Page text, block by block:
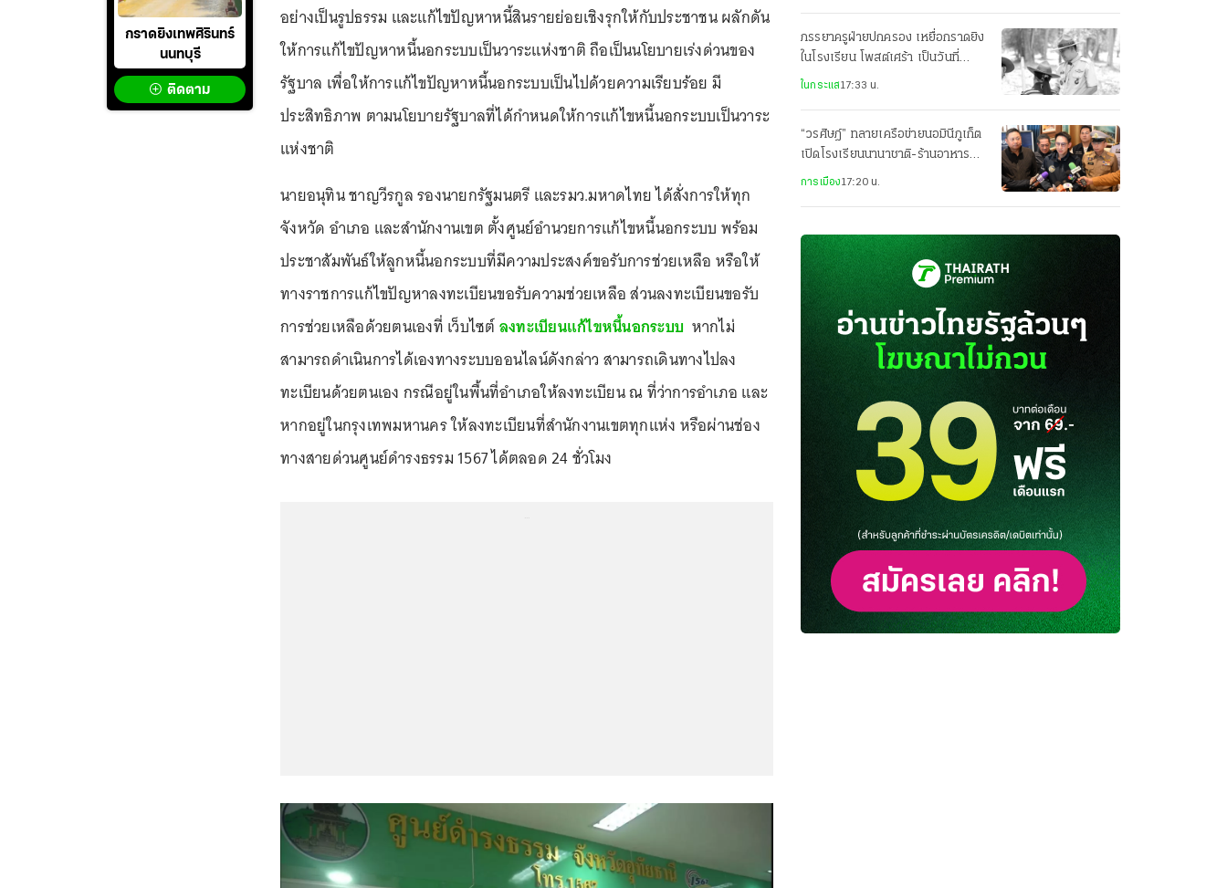
กราดยิงเทพศิรินทร์
นนทบุรี
ติดตาม
อย่างเป็นรูปธรรม และแก้ไขปัญหาหนี้สินรายย่อยเชิงรุกให้กับประชาชน ผลักดัน
ให้การแก้ไขปัญหาหนี้นอกระบบเป็นวาระแห่งชาติ ถือเป็นนโยบายเร่งด่วนของ
รัฐบาล เพื่อให้การแก้ไขปัญหาหนี้นอกระบบเป็นไปด้วยความเรียบร้อย มี
ประสิทธิภาพ ตามนโยบายรัฐบาลที่ได้กำหนดให้การแก้ไขหนี้นอกระบบเป็นวาระ
แห่งชาติ
นายอนุทิน ชาญวีรกูล รองนายกรัฐมนตรี และรมว.มหาดไทย ได้สั่งการให้ทุก
จังหวัด อำเภอ และสำนักงานเขต ตั้งศูนย์อำนวยการแก้ไขหนี้นอกระบบ พร้อม
ประชาสัมพันธ์ให้ลูกหนี้นอกระบบที่มีความประสงค์ขอรับการช่วยเหลือ หรือให้
ทางราชการแก้ไขปัญหาลงทะเบียนขอรับความช่วยเหลือ ส่วนลงทะเบียนขอรับ
การช่วยเหลือด้วยตนเองที่ เว็บไซต์ลงทะเบียนแก้ไขหนี้นอกระบบ หากไม่
สามารถดำเนินการได้เองทางระบบออนไลน์ดังกล่าว สามารถเดินทางไปลง
ทะเบียนด้วยตนเอง กรณีอยู่ในพื้นที่อำเภอให้ลงทะเบียน ณ ที่ว่าการอำเภอ และ
หากอยู่ในกรุงเทพมหานคร ให้ลงทะเบียนที่สำนักงานเขตทุกแห่ง หรือผ่านช่อง
ทางสายด่วนศูนย์ดำรงธรรม 1567 ได้ตลอด 24 ชั่วโมง
ภรรยาครูฝ่ายปกครอง เหยื่อกราดยิง
ในโรงเรียน โพสต์เศร้า เป็นวันที่
ใจแตกสลายที่สุด
ในกระแส17:33 น.
“วรศิษฎ์” ทลายเครือข่ายนอมินีภูเก็ต
เปิดโรงเรียนนานาชาติ-ร้านอาหาร
พบ 361 บริษัทฮุบที่ดินผิดกฎหมาย
การเมือง17:20 น.